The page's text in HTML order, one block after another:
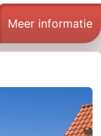
Meer informatie